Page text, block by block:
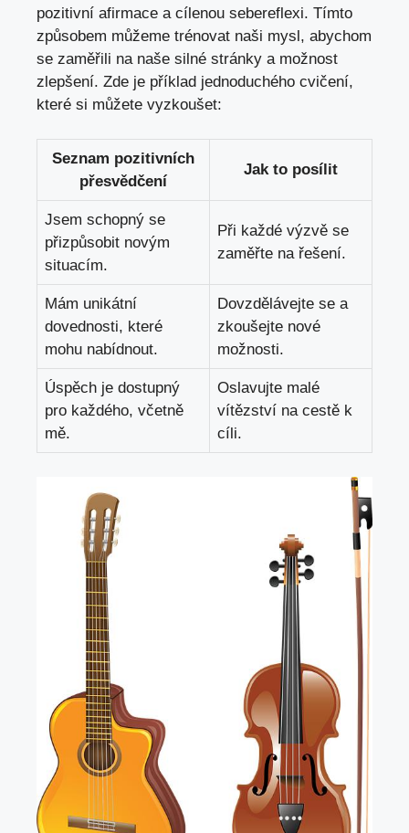
pozitivní afirmace a cílenou sebereflexi. Tímto
způsobem můžeme trénovat ​naši mysl, ​abychom
se zaměřili na naše silné stránky a možnost
zlepšení. Zde je příklad jednoduchého cvičení,⁣
které si můžete vyzkoušet:
Seznam pozitivních
přesvědčení
Jak to posílit
Jsem⁤ schopný se
přizpůsobit novým
situacím.
Při každé výzvě se
zaměřte na řešení.
Mám unikátní
dovednosti, které
mohu nabídnout.
Dovzdělávejte se​ a
zkoušejte nové
možnosti.
Úspěch je dostupný
pro každého, včetně
mě.
Oslavujte malé
vítězství na cestě k
cíli.